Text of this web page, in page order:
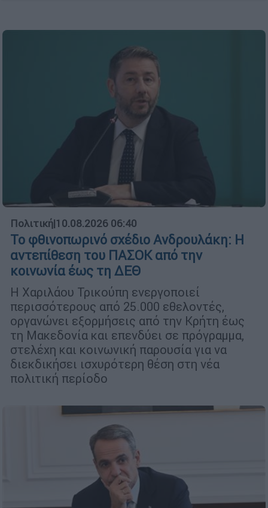
Πολιτική|10.08.2026 06:40
Το φθινοπωρινό σχέδιο Ανδρουλάκη: Η
αντεπίθεση του ΠΑΣΟΚ από την
κοινωνία έως τη ΔΕΘ
Η Χαριλάου Τρικούπη ενεργοποιεί
περισσότερους από 25.000 εθελοντές,
οργανώνει εξορμήσεις από την Κρήτη έως
τη Μακεδονία και επενδύει σε πρόγραμμα,
στελέχη και κοινωνική παρουσία για να
διεκδικήσει ισχυρότερη θέση στη νέα
πολιτική περίοδο